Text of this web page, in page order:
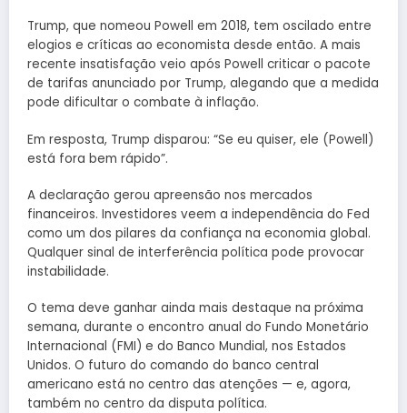
Trump, que nomeou Powell em 2018, tem oscilado entre
elogios e críticas ao economista desde então. A mais
recente insatisfação veio após Powell criticar o pacote
de tarifas anunciado por Trump, alegando que a medida
pode dificultar o combate à inflação.
Em resposta, Trump disparou: “Se eu quiser, ele (Powell)
está fora bem rápido”.
A declaração gerou apreensão nos mercados
financeiros. Investidores veem a independência do Fed
como um dos pilares da confiança na economia global.
Qualquer sinal de interferência política pode provocar
instabilidade.
O tema deve ganhar ainda mais destaque na próxima
semana, durante o encontro anual do Fundo Monetário
Internacional (FMI) e do Banco Mundial, nos Estados
Unidos. O futuro do comando do banco central
americano está no centro das atenções — e, agora,
também no centro da disputa política.